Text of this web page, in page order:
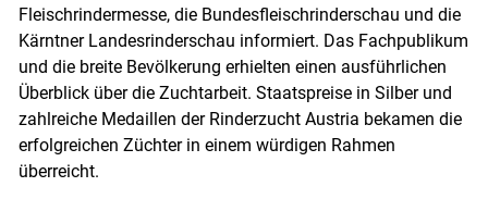
Fleischrindermesse, die Bundesfleischrinderschau und die
Kärntner Landesrinderschau informiert. Das Fachpublikum
und die breite Bevölkerung erhielten einen ausführlichen
Überblick über die Zuchtarbeit. Staatspreise in Silber und
zahlreiche Medaillen der Rinderzucht Austria bekamen die
erfolgreichen Züchter in einem würdigen Rahmen
überreicht.